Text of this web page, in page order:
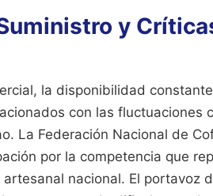
y
la disponibilidad
con las fluctuaciones
La Federación Nacional de
por la competencia que
nacional. El portavoz